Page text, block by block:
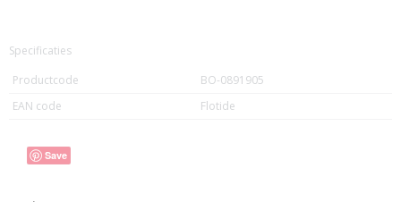
Specificaties
Productcode
BO-0891905
EAN code
Flotide
Save